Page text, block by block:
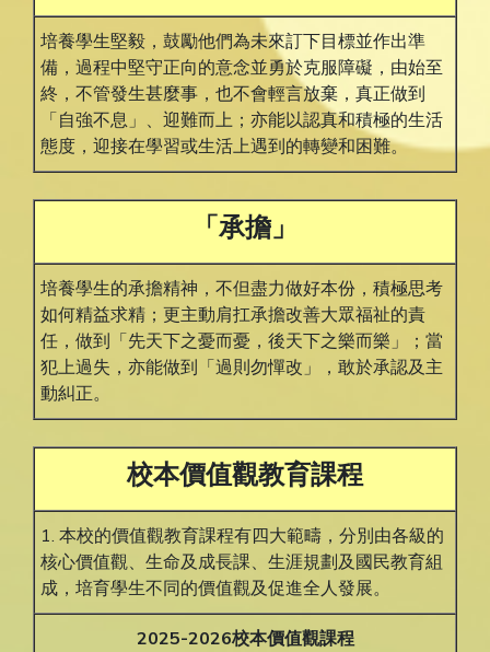
培養學生堅毅，鼓勵他們為未來訂下目標並作出準
備，過程中堅守正向的意念並勇於克服障礙，由始至
終，不管發生甚麼事，也不會輕言放棄，真正做到
「自強不息」、迎難而上；亦能以認真和積極的生活
態度，迎接在學習或生活上遇到的轉變和困難。
「承擔」
培養學生的承擔精神，不但盡力做好本份，積極思考
如何精益求精；更主動肩扛承擔改善大眾福祉的責
任，做到「先天下之憂而憂，後天下之樂而樂」；當
犯上過失，亦能做到「過則勿憚改」，敢於承認及主
動糾正。
校本價值觀教育課程
1. 本校的價值觀教育課程有四大範疇，分別由各級的
核心價值觀、生命及成長課、生涯規劃及國民教育組
成，培育學生不同的價值觀及促進全人發展。
2025-2026校本價值觀課程